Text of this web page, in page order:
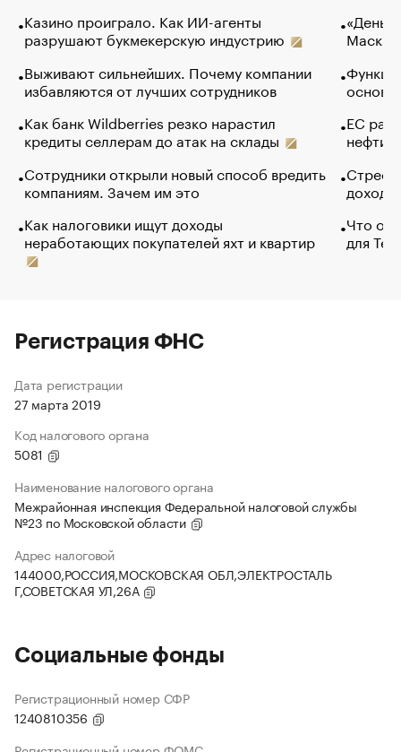
Казино проиграло. Как ИИ-агенты
разрушают букмекерскую индустрию
Выживают сильнейших. Почему компании
избавляются от лучших сотрудников
Как банк Wildberries резко нарастил
кредиты селлерам до атак на склады
Сотрудники открыли новый способ вредить
компаниям. Зачем им это
Как налоговики ищут доходы
неработающих покупателей яхт и квартир
Маск в
основ
ЕС
нефти
Что
для
Регистрация ФНС
Дата регистрации
27 марта 2019
Код налогового органа
5081
Наименование налогового органа
Межрайонная инспекция Федеральной налоговой службы
№23 по Московской области
Адрес налоговой
144000,РОССИЯ,МОСКОВСКАЯ ОБЛ,ЭЛЕКТРОСТАЛЬ
Г,СОВЕТСКАЯ УЛ,26А
Социальные фонды
Регистрационный номер СФР
1240810356